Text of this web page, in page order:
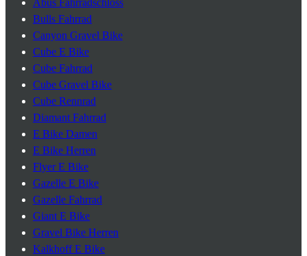
Abus Fahrradschloss
Bulls Fahrrad
Canyon Gravel Bike
Cube E Bike
Cube Fahrrad
Cube Gravel Bike
Cube Rennrad
Diamant Fahrrad
E Bike Damen
E Bike Herren
Flyer E Bike
Gazelle E Bike
Gazelle Fahrrad
Giant E Bike
Gravel Bike Herren
Kalkhoff E Bike